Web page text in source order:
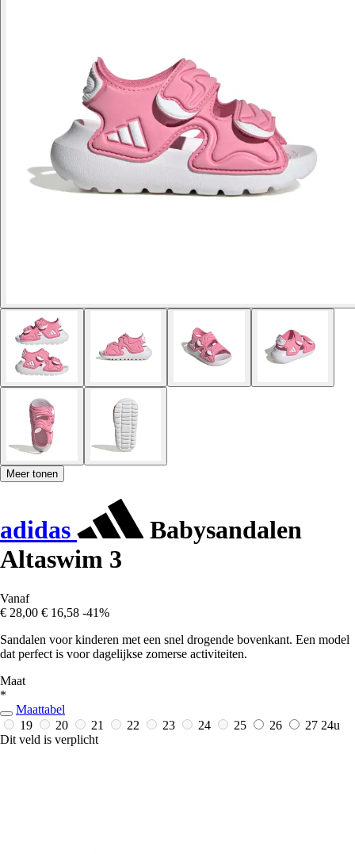
Meer tonen
adidas
Babysandalen
Altaswim 3
Vanaf
€ 28,00 € 16,58 -41%
Sandalen voor kinderen met een snel drogende bovenkant. Een model
dat perfect is voor dagelijkse zomerse activiteiten.
Maat
*
Maattabel
19
20 21 22 23 24 25 26 27 24u
Dit veld is verplicht